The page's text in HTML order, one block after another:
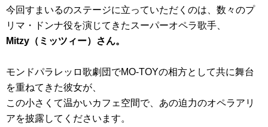
今回すまいるのステージに立っていただくのは、数々のプ
リマ・ドンナ役を演じてきたスーパーオペラ歌手、
Mitzy（ミッツィー）さん。
モンドパラレッロ歌劇団でMO-TOYの相方として共に舞台
を重ねてきた彼女が、
この小さくて温かいカフェ空間で、あの迫力のオペラアリ
アを披露してくださいます。